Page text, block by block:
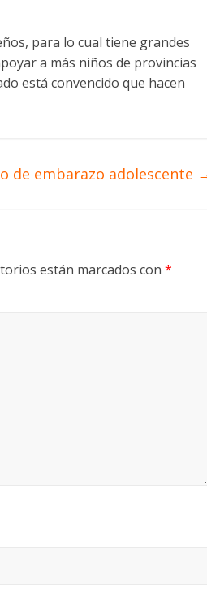
para lo cual tiene grandes
a más niños de provincias
está convencido que hacen
de embarazo adolescente
están marcados con *